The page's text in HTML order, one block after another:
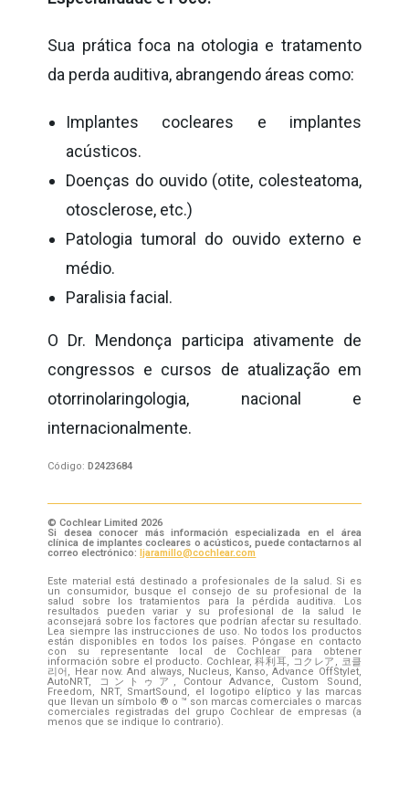
Sua prática foca na otologia e tratamento
da perda auditiva, abrangendo áreas como:
Implantes cocleares e implantes
acústicos.
Doenças do ouvido (otite, colesteatoma,
otosclerose, etc.)
Patologia tumoral do ouvido externo e
médio.
Paralisia facial.
O Dr. Mendonça participa ativamente de
congressos e cursos de atualização em
otorrinolaringologia, nacional e
internacionalmente.
Código:D2423684
© Cochlear Limited 2026
Si desea conocer más información especializada en el área
clínica de implantes cocleares o acústicos, puede contactarnos al
correo electrónico:ljaramillo@cochlear.com
Este material está destinado a profesionales de la salud. Si es
un consumidor, busque el consejo de su profesional de la
salud sobre los tratamientos para la pérdida auditiva. Los
resultados pueden variar y su profesional de la salud le
aconsejará sobre los factores que podrían afectar su resultado.
Lea siempre las instrucciones de uso. No todos los productos
están disponibles en todos los países. Póngase en contacto
con su representante local de Cochlear para obtener
información sobre el producto. Cochlear, 科利耳, コクレア, 코클
리어, Hear now. And always, Nucleus, Kanso, Advance OffStylet,
AutoNRT, コントゥア, Contour Advance, Custom Sound,
Freedom, NRT, SmartSound, el logotipo elíptico y las marcas
que llevan un símbolo ® o ™ son marcas comerciales o marcas
comerciales registradas del grupo Cochlear de empresas (a
menos que se indique lo contrario).